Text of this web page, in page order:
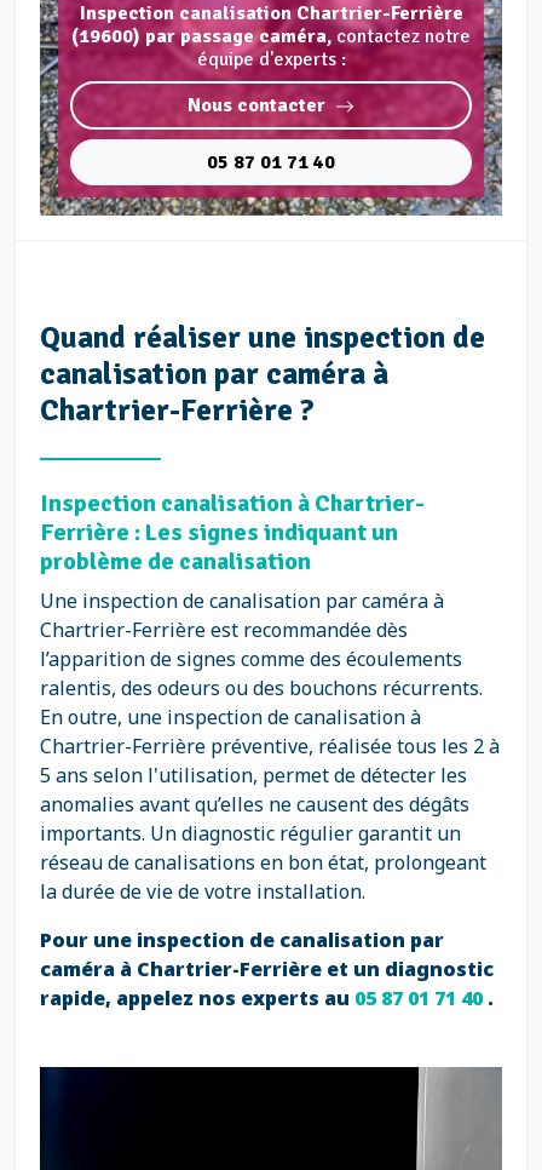
Inspection canalisation Chartrier-Ferrière
(19600) par passage caméra, contactez notre
équipe d'experts :
Nous contacter
05 87 01 71 40
Quand réaliser une inspection de
canalisation par caméra à
Chartrier-Ferrière ?
Inspection canalisation à Chartrier-
Ferrière : Les signes indiquant un
problème de canalisation
Une inspection de canalisation par caméra à
Chartrier-Ferrière est recommandée dès
l’apparition de signes comme des écoulements
ralentis, des odeurs ou des bouchons récurrents.
En outre, une inspection de canalisation à
Chartrier-Ferrière préventive, réalisée tous les 2 à
5 ans selon l'utilisation, permet de détecter les
anomalies avant qu’elles ne causent des dégâts
importants. Un diagnostic régulier garantit un
réseau de canalisations en bon état, prolongeant
la durée de vie de votre installation.
Pour une inspection de canalisation par
caméra à Chartrier-Ferrière et un diagnostic
rapide, appelez nos experts au 05 87 01 71 40.